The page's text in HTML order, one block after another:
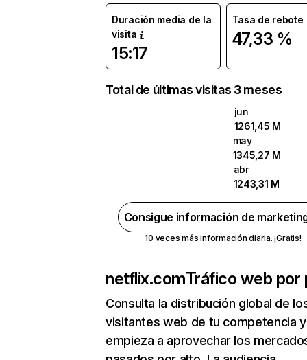
Duración media de la
visita
15:17
Tasa de rebote
47,33 %
Total de últimas visitas 3 meses
jun
1261,45 M
may
1345,27 M
abr
1243,31 M
Consigue información de
10 veces más información diaria. ¡Gratis!
netflix.comTráfico web por
Consulta la distribución global de
visitantes web de tu competencia y
empieza a aprovechar los